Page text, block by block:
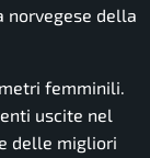
norvegese della
femminili.
uscite nel
delle migliori